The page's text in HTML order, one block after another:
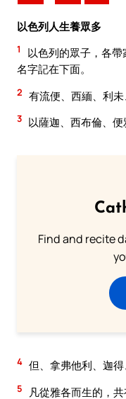
以色列人生養眾多
1
以色列的眾子，各
名字記在下面。
2 有流便、西緬、利未
3 以薩迦、西布倫、便
Find and recite
4 但、拿弗他利、迦得
5 凡從雅各而生的，